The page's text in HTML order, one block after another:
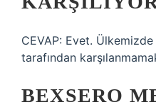
CEVAP: Evet.
tarafından
BEXSERO